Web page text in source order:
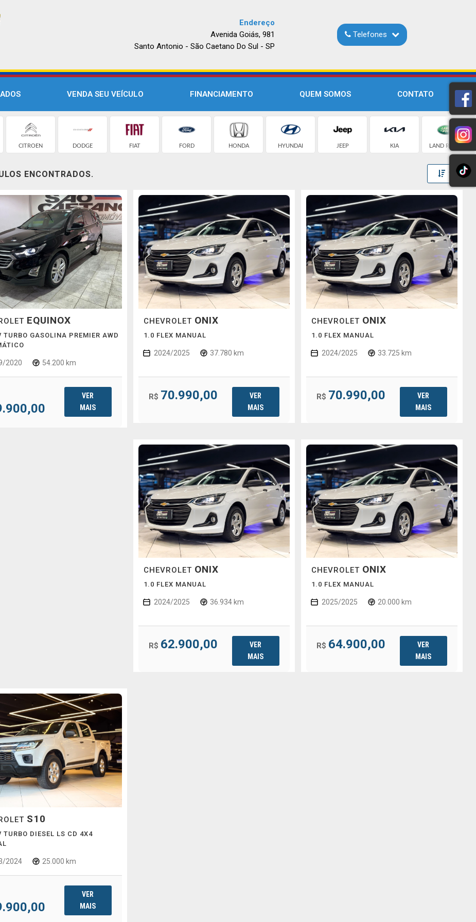
Endereço
Avenida Goiás, 981
Santo Antonio - São Caetano Do Sul - SP
Telefones
VENDA SEU VEÍCULO FINANCIAMENTO QUEM SOMOS CONTATO
CITROEN DODGE FIAT FORD HONDA HYUNDAI JEEP KIA LAND ROVER
ENCONTRADOS. Toggle
EQUINOX
TURBO GASOLINA PREMIER AWD
2020 54.200 km
VER
MAIS
CHEVROLET ONIX
1.0 FLEX MANUAL
2024/2025 37.780 km
R$ 70.990,00
VER
MAIS
CHEVROLET ONIX
1.0 FLEX MANUAL
2024/2025 33.725 km
R$ 70.990,00
VER
MAIS
CHEVROLET ONIX
1.0 FLEX MANUAL
2024/2025 36.934 km
R$ 62.900,00
VER
MAIS
CHEVROLET ONIX
1.0 FLEX MANUAL
2025/2025 20.000 km
R$ 64.900,00
VER
MAIS
S10
TURBO DIESEL LS CD 4X4
2024 25.000 km
VER
MAIS